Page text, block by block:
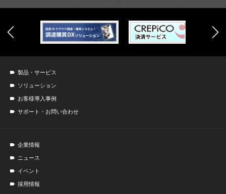
製品・サービス
ソリューション
お客様導入事例
サポート・お問い合わせ
企業情報
ニュース
イベント
採用情報